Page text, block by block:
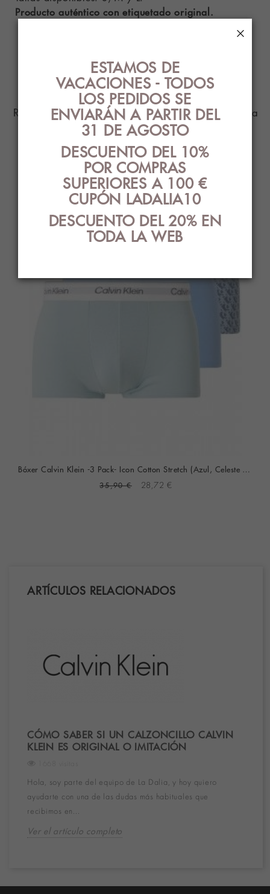
Producto auténtico con etiquetado original.
PRODUCTOS
RELACIONADOS
Ropa Interior con el mejor diseño y estilo para
ti
Bóxer Calvin Klein -3 Pack- Icon Cotton Stretch (Azul, Celeste Y Fantasía)
35,90 € 28,72 €
ARTÍCULOS RELACIONADOS
CÓMO SABER SI UN CALZONCILLO CALVIN
KLEIN ES ORIGINAL O IMITACIÓN
Hola, soy parte del equipo de La Dalia, y hoy quiero
ayudarte con una de las dudas más habituales que
recibimos en...
Ver el artículo completo
ESTAMOS DE
VACACIONES - TODOS
LOS PEDIDOS SE
ENVIARÁN A PARTIR DEL
31 DE AGOSTO
DESCUENTO DEL 10%
POR COMPRAS
SUPERIORES A 100 €
CUPÓN LADALIA10
DESCUENTO DEL 20% EN
TODA LA WEB
×